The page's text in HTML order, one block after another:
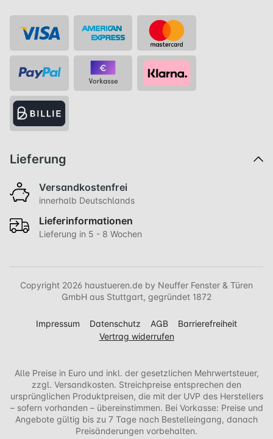
Copyright 2026 haustueren.de by Neuffer Fenster & Türen
GmbH aus Stuttgart, gegründet 1872
Lieferung
Versandkostenfrei
innerhalb Deutschlands
Lieferinformationen
Lieferung in 5 - 8 Wochen
Impressum Datenschutz AGB
Barrierefreiheit
Vertrag widerrufen
Alle Preise in Euro und inkl. der gesetzlichen Mehrwertsteuer,
zzgl. Versandkosten. Streichpreise entsprechen den
ursprünglichen Produktpreisen, die mit der UVP des Herstellers
– sofern vorhanden – übereinstimmen. Bei Vorkasse: Preise und
Angebote gültig bis zu 7 Tage nach Bestelleingang, danach
Preisänderungen vorbehalten.